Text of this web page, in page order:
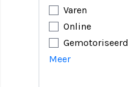
Varen
Online
Gemotoriseerd
Meer